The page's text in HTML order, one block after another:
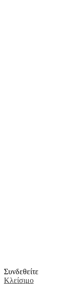
Συνδεθείτε
Κλείσιμο